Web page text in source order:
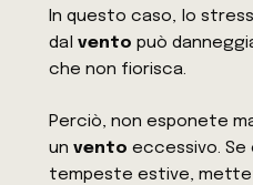
In questo caso, lo
dalvento può
che non fiorisca.
Perciò, non esponete
unvento eccessivo. Se
tempeste estive,